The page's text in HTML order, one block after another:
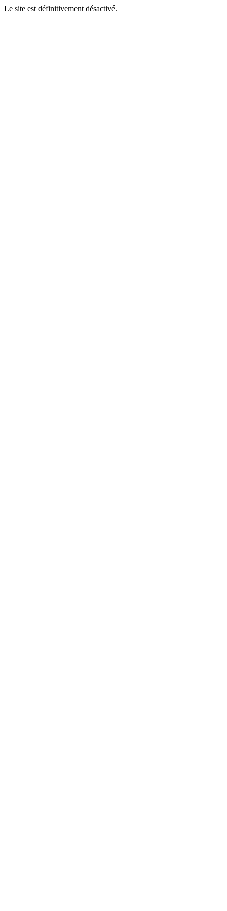
Le site est définitivement désactivé.